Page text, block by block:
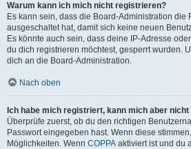
Warum kann ich mich nicht registrieren?
Es kann sein, dass die Board-Administration die
ausgeschaltet hat, damit sich keine neuen
Es könnte auch sein, dass deine IP-Adresse
du dich registrieren möchtest, gesperrt wurden.
dich an die Board-Administration.
Nach oben
Ich habe mich registriert, kann mich aber nicht
Überprüfe zuerst, ob du den richtigen
Passwort eingegeben hast. Wenn diese
Möglichkeiten. Wenn COPPA aktiviert ist und du